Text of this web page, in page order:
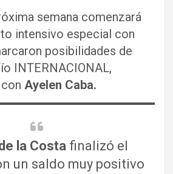
semana comenzará
intensivo especial con
posibilidades de
INTERNACIONAL,
Ayelen Caba.
la Costa finalizó el
un saldo muy positivo